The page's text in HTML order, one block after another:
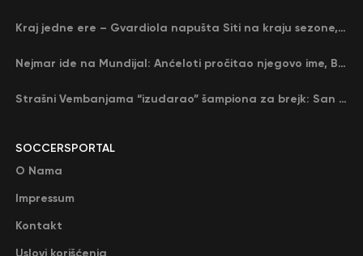
SOCCERSPORTAL
O Nama
Impressum
Kontakt
Uslovi korišćenja
Kraj jedne ere – Gvardiola napušta Siti na kraju sezone, menja ga njegov nekadašnji rival
Nejmar ide na Mundijal: Anćeloti pročitao njegovo ime, Brazil u delirijumu (VIDEO)
Strašni Vembanjama “izudarao” šampiona za brejk: San Antonio poveo protiv Oklahome